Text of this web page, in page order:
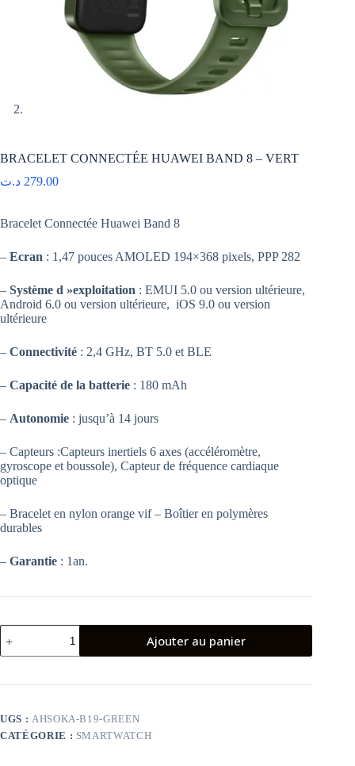
BRACELET CONNECTÉE HUAWEI BAND 8 – VERT
279.00 د.ت
Bracelet Connectée Huawei Band 8
– Ecran : 1,47 pouces AMOLED 194×368 pixels, PPP 282
– Système d »exploitation : EMUI 5.0 ou version ultérieure,
Android 6.0 ou version ultérieure, iOS 9.0 ou version
ultérieure
– Connectivité : 2,4 GHz, BT 5.0 et BLE
– Capacité de la batterie : 180 mAh
– Autonomie : jusqu’à 14 jours
– Capteurs :Capteurs inertiels 6 axes (accéléromètre,
gyroscope et boussole), Capteur de fréquence cardiaque
optique
– Bracelet en nylon orange vif – Boîtier en polymères
durables
– Garantie : 1an.
quantité
de
BRACELET
HUAWEI
-
VERT
Ajouter au panier
UGS : AHSOKA-B19-GREEN
CATÉGORIE : SMARTWATCH